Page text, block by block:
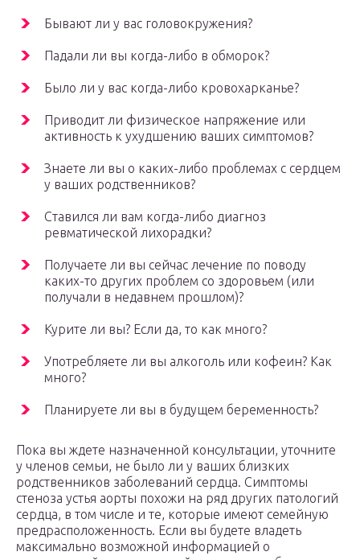
Бывают ли у вас головокружения?
Падали ли вы когда-либо в обморок?
Было ли у вас когда-либо кровохарканье?
Приводит ли физическое напряжение или
активность к ухудшению ваших симптомов?
Знаете ли вы о каких-либо проблемах с сердцем
у ваших родственников?
Ставился ли вам когда-либо диагноз
ревматической лихорадки?
Получаете ли вы сейчас лечение по поводу
каких-то других проблем со здоровьем (или
получали в недавнем прошлом)?
Курите ли вы? Если да, то как много?
Употребляете ли вы алкоголь или кофеин? Как
много?
Планируете ли вы в будущем беременность?
Пока вы ждете назначенной консультации, уточните
у членов семьи, не было ли у ваших близких
родственников заболеваний сердца. Симптомы
стеноза устья аорты похожи на ряд других патологий
сердца, в том числе и те, которые имеют семейную
предрасположенность. Если вы будете владеть
максимально возможной информацией о